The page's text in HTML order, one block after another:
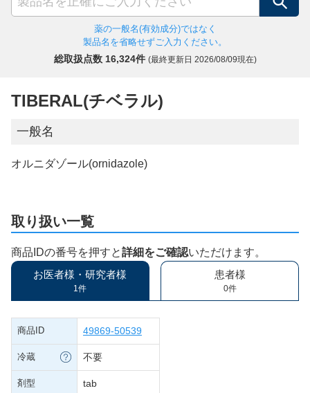
検索
薬の一般名(有効成分)ではなく
製品名を省略せずご入力ください。
総取扱点数 16,324件 (最終更新日 2026/08/09現在)
TIBERAL(チベラル)
一般名
オルニダゾール(ornidazole)
取り扱い一覧
商品IDの番号を押すと詳細をご確認いただけます。
お医者様・研究者様
1件
患者様
0件
商品ID 49869-50539
冷蔵 不要
剤型 tab